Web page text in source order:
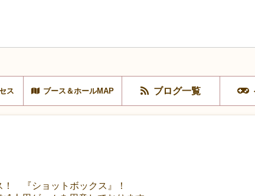
ス ブース＆ホールMAP ブログ一覧
！ 『ショットボックス』！